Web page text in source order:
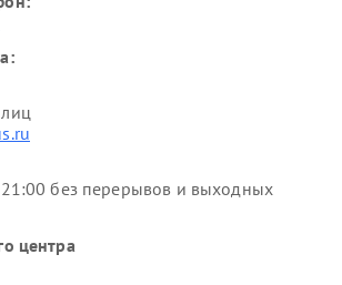
без перерывов и выходных
центра